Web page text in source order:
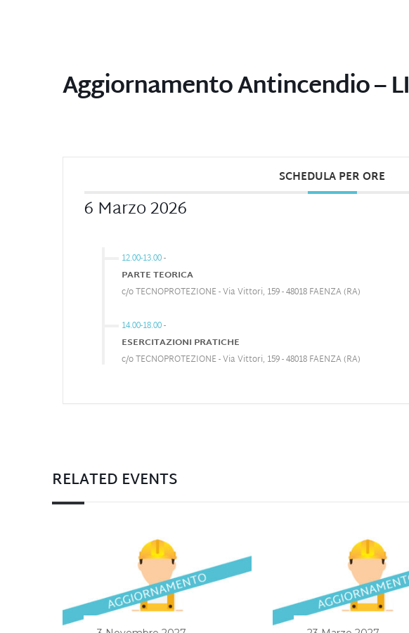
Aggiornamento Antincendio –
SCHEDULA PER ORE
6 Marzo 2026
12.00-13.00-
PARTE TEORICA
c/o TECNOPROTEZIONE - Via Vittori, 159 - 48018 FAENZA (RA)
14.00-18.00-
ESERCITAZIONI PRATICHE
c/o TECNOPROTEZIONE - Via Vittori, 159 - 48018 FAENZA (RA)
RELATED EVENTS